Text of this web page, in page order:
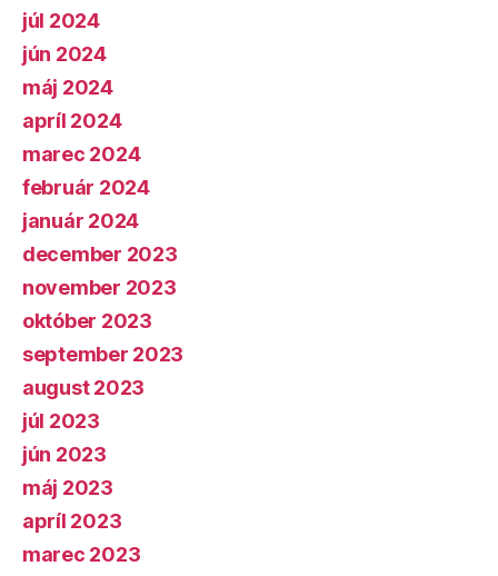
júl 2024
jún 2024
máj 2024
apríl 2024
marec 2024
február 2024
január 2024
december 2023
november 2023
október 2023
september 2023
august 2023
júl 2023
jún 2023
máj 2023
apríl 2023
marec 2023